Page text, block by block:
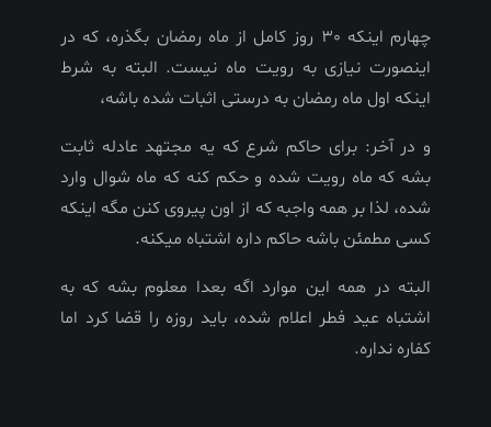
چهارم اینکه 30 روز کامل از ماه رمضان بگذره، که در
اینصورت نیازی به رویت ماه نیست. البته به شرط
اینکه اول ماه رمضان به درستی اثبات شده باشه،
و در آخر: برای حاکم شرع که یه مجتهد عادله ثابت
بشه که ماه رویت شده و حکم کنه که ماه شوال وارد
شده، لذا بر همه واجبه که از اون پیروی کنن مگه اینکه
کسی مطمئن باشه حاکم داره اشتباه میکنه.
البته در همه این موارد اگه بعدا معلوم بشه که به
اشتباه عید فطر اعلام شده، باید روزه را قضا کرد اما
کفاره نداره.